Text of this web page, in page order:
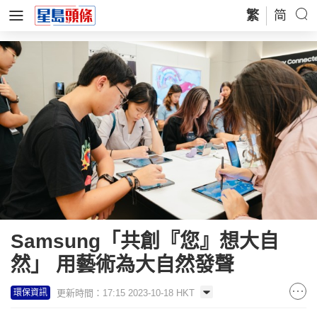
繁 简
Samsung「共創『您』想大自
然」 用藝術為大自然發聲
環保資訊 更新時間：17:15 2023-10-18 HKT